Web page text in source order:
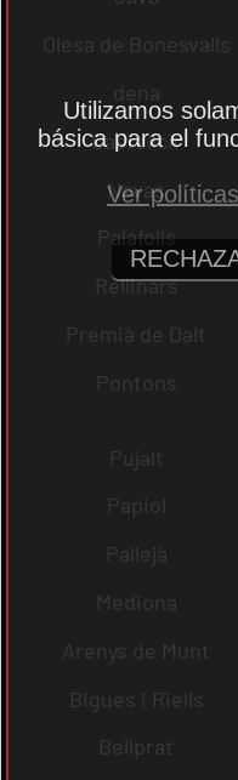
Olesa de Bonesvalls
dena
Castellcir
Navas
Palafolls
Rellinars
Premià de Dalt
Pontons
Pujalt
Papiol
Pallejà
Mediona
Arenys de Munt
Bigues i Riells
Bellprat
Utilizamos
básica para el
Ver